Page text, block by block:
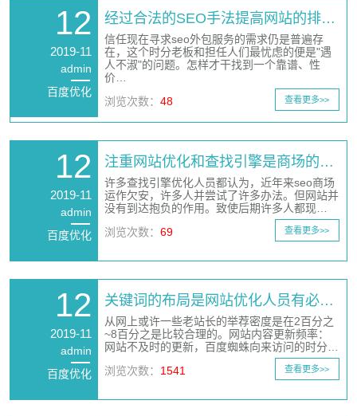
12
2019-11
admin
百度优化
经过合法的SEO手法提高网站的排…
信任现在寻求seo外包服务的需求仍是普遍存
在，这个时分老板和担任人们最忧虑的便是"遇
人不淑"的问题。怎样才干找到一个靠谱、性
价…
浏览次数：48 查看更多>>
12
2019-11
admin
百度优化
注重网站优化和查找引擎是商场的…
许多查找引擎优化人员都认为，近年来seo商场
运作欠安，许多人并尝试了许多办法。但网站并
没有到达抱负的作用。致使后期许多人都现…
浏览次数：69 查看更多>>
12
2019-11
admin
百度优化
关键词的布局是网站优化人员有必…
从网上或许一些老站长的举荐密度是在2百分之
~8百分之是比较合理的。网站内容更新频率：
网站不及时的更新，百度蜘蛛向来访问的时分…
浏览次数： 1541 查看更多>>